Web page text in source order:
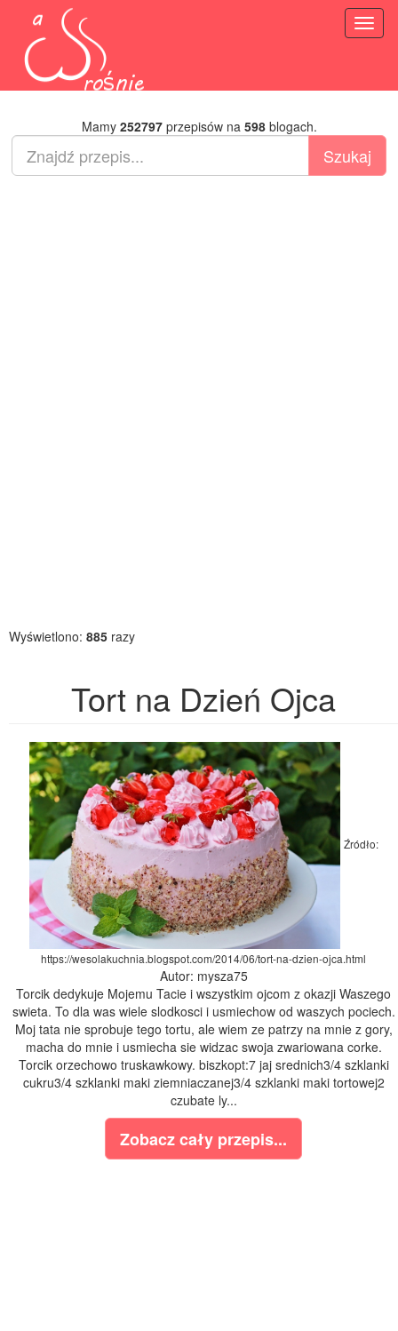
Mamy 252797przepisów na 598blogach.
Wyświetlono: 885 razy
Tort na Dzień Ojca
Źródło:
https://wesolakuchnia.blogspot.com/2014/06/tort-na-dzien-ojca.html
Autor: mysza75
Torcik dedykuje Mojemu Tacie i wszystkim ojcom z okazji Waszego
swieta. To dla was wiele slodkosci i usmiechow od waszych pociech.
Moj tata nie sprobuje tego tortu, ale wiem ze patrzy na mnie z gory,
macha do mnie i usmiecha sie widzac swoja zwariowana corke.
Torcik orzechowo truskawkowy. biszkopt:7 jaj srednich3/4 szklanki
cukru3/4 szklanki maki ziemniaczanej3/4 szklanki maki tortowej2
czubate ly...
Zobacz cały przepis...